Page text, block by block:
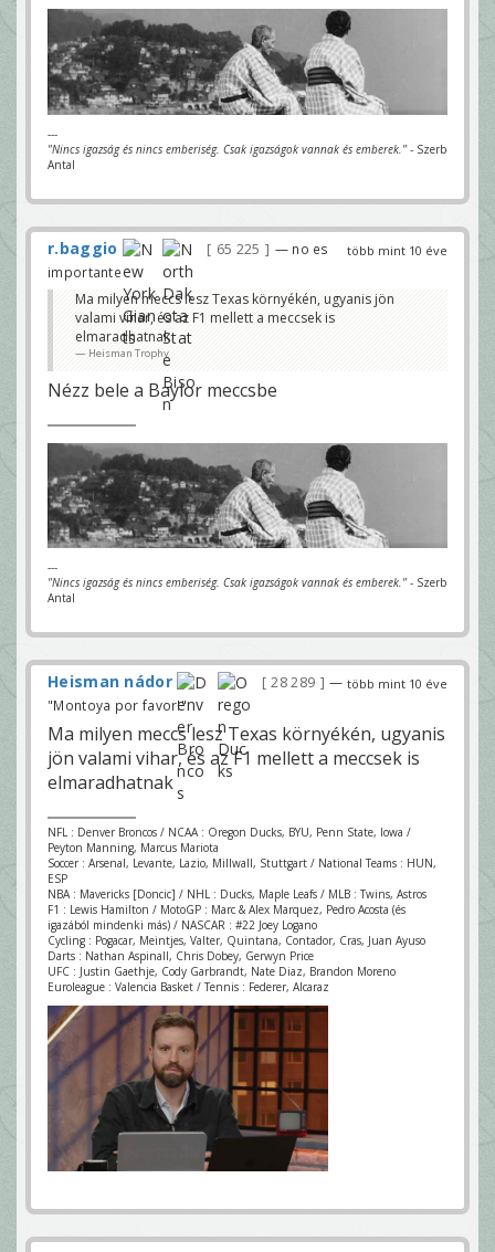
---
"Nincs igazság és nincs emberiség. Csak igazságok vannak és emberek." - Szerb
Antal
több mint 10 éve
r.baggio 65 225
— no es
importante
Ma milyen meccs lesz Texas környékén, ugyanis jön
valami vihar, és az F1 mellett a meccsek is
elmaradhatnak
Heisman Trophy
Nézz bele a Baylor meccsbe
---
"Nincs igazság és nincs emberiség. Csak igazságok vannak és emberek." - Szerb
Antal
több mint 10 éve
Heisman nádor 28 289
—
"Montoya por favor!"
Ma milyen meccs lesz Texas környékén, ugyanis
jön valami vihar, és az F1 mellett a meccsek is
elmaradhatnak
NFL : Denver Broncos / NCAA : Oregon Ducks, BYU, Penn State, Iowa /
Peyton Manning, Marcus Mariota
Soccer : Arsenal, Levante, Lazio, Millwall, Stuttgart / National Teams : HUN,
ESP
NBA : Mavericks [Doncic] / NHL : Ducks, Maple Leafs / MLB : Twins, Astros
F1 : Lewis Hamilton / MotoGP : Marc & Alex Marquez, Pedro Acosta (és
igazából mindenki más) / NASCAR : #22 Joey Logano
Cycling : Pogacar, Meintjes, Valter, Quintana, Contador, Cras, Juan Ayuso
Darts : Nathan Aspinall, Chris Dobey, Gerwyn Price
UFC : Justin Gaethje, Cody Garbrandt, Nate Diaz, Brandon Moreno
Euroleague : Valencia Basket / Tennis : Federer, Alcaraz